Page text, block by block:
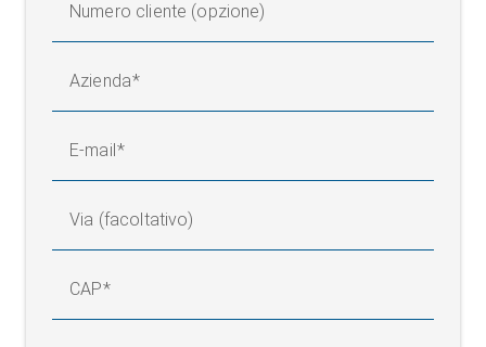
Numero cliente (opzione)
Azienda
E-mail
Via (facoltativo)
CAP